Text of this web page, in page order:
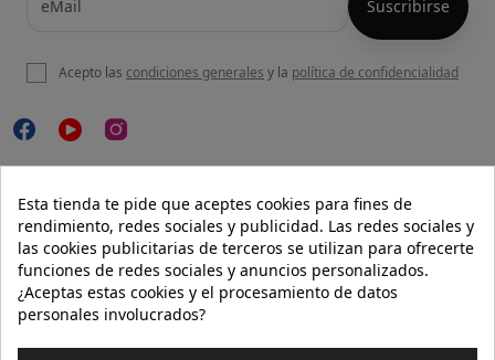
NUESTRA WEB
AYUDA
INFORMACIÓN 
Acepto las condiciones generales y la política de confidencialidad
Esta tienda te pide que aceptes cookies para fines de
rendimiento, redes sociales y publicidad. Las redes sociales y
las cookies publicitarias de terceros se utilizan para ofrecerte
funciones de redes sociales y anuncios personalizados.
¿Aceptas estas cookies y el procesamiento de datos
personales involucrados?